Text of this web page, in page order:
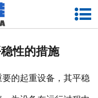
性的措施
要的起重设备，其平稳